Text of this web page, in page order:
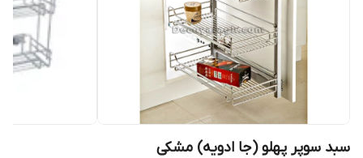
سبد سوپر پهلو (جا ادویه) مشکی